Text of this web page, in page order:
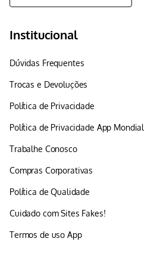
Institucional
Dúvidas Frequentes
Trocas e Devoluções
Política de Privacidade
Política de Privacidade App Mondial
Trabalhe Conosco
Compras Corporativas
Política de Qualidade
Cuidado com Sites Fakes!
Termos de uso App